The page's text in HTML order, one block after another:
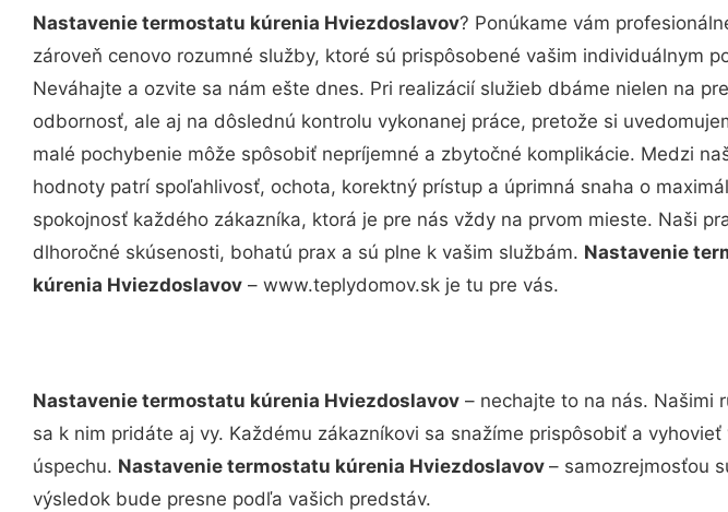
Nastavenie termostatu kúrenia Hviezdoslavov? Ponúkame vám
zároveň cenovo rozumné služby, ktoré sú prispôsobené vašim individuálnym
Neváhajte a ozvite sa nám ešte dnes. Pri realizácií služieb dbáme nielen na
odbornosť, ale aj na dôslednú kontrolu vykonanej práce, pretože si
malé pochybenie môže spôsobiť nepríjemné a zbytočné komplikácie. Medzi
hodnoty patrí spoľahlivosť, ochota, korektný prístup a úprimná snaha o
spokojnosť každého zákazníka, ktorá je pre nás vždy na prvom mieste. Naši
dlhoročné skúsenosti, bohatú prax a sú plne k vašim službám. Nastavenie
kúrenia Hviezdoslavov – www.teplydomov.sk je tu pre vás.
Nastavenie termostatu kúrenia Hviezdoslavov – nechajte to na nás. Našimi
sa k nim pridáte aj vy. Každému zákazníkovi sa snažíme prispôsobiť a
úspechu. Nastavenie termostatu kúrenia Hviezdoslavov – samozrejmosťou
výsledok bude presne podľa vašich predstáv.